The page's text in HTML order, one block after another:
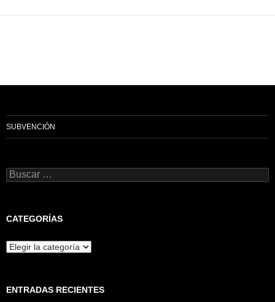
SUBVENCIÓN
Buscar:
CATEGORÍAS
Categorías
ENTRADAS RECIENTES